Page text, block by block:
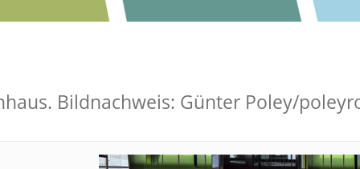
Bildnachweis: Günter Poley/